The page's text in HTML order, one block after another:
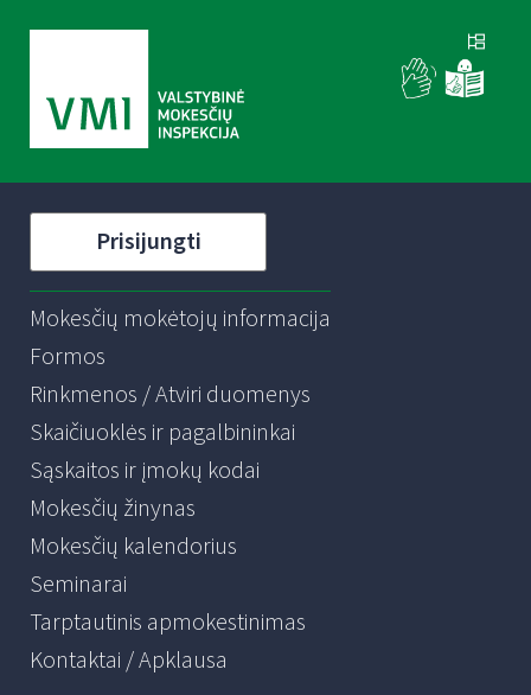
Prisijungti
Mokesčių mokėtojų informacija
Formos
Rinkmenos / Atviri duomenys
Skaičiuoklės ir pagalbininkai
Sąskaitos ir įmokų kodai
Mokesčių žinynas
Mokesčių kalendorius
Seminarai
Tarptautinis apmokestinimas
Kontaktai / Apklausa